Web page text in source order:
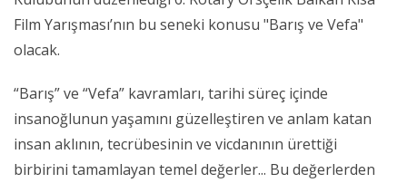
Film Yarışması’nın bu seneki konusu "Barış ve Vefa"
olacak.
“Barış” ve “Vefa” kavramları, tarihi süreç içinde
insanoğlunun yaşamını güzelleştiren ve anlam katan
insan aklının, tecrübesinin ve vicdanının ürettiği
birbirini tamamlayan temel değerler... Bu değerlerden